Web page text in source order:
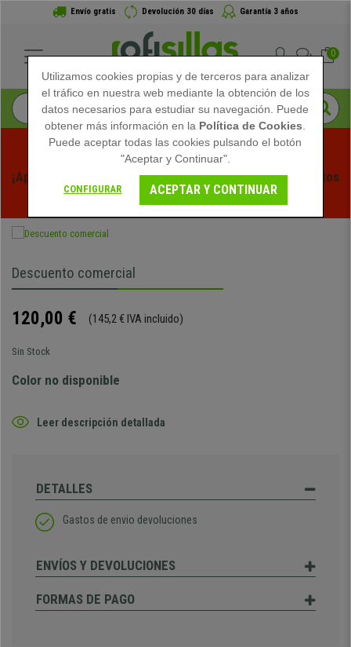
Envío gratis Devolución 30 días Garantía 3 años
0
¡Aprovecha las Rebajas de Verano en Ofisillas! Descuentos
Exclusivos por Tiempo Limitado - Ver Promo
Descuento comercial
120,00 € (145,2 € IVA incluido)
Sin Stock
Color no disponible
Leer descripción detallada
DETALLES
Gastos de envio devoluciones
ENVÍOS Y DEVOLUCIONES
FORMAS DE PAGO
Utilizamos cookies propias y de terceros para analizar
el tráfico en nuestra web mediante la obtención de los
datos necesarios para estudiar su navegación. Puede
obtener más información en la Política de Cookies
Puede aceptar todas las cookies pulsando el botón
"Aceptar y Continuar".
CONFIGURAR ACEPTAR Y CONTINUAR